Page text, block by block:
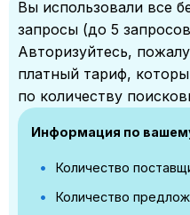
Вы использовали все
запросы (до 5
Авторизуйтесь,
платный тариф,
по количеству
Информация по
Количество
Количество